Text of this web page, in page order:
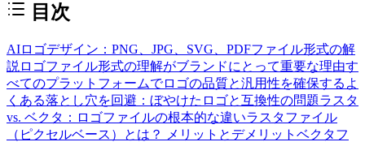
目次
AIロゴデザイン：PNG、JPG、SVG、PDFファイル形式の解
説 ロゴファイル形式の理解がブランドにとって重要な理由す
べてのプラットフォームでロゴの品質と汎用性を確保する よ
くある落とし穴を回避：ぼやけたロゴと互換性の問題ラスタ
vs. ベクタ：ロゴファイルの根本的な違いラスタファイル
（ピクセルベース）とは？ メリットとデメリット ベクタフ